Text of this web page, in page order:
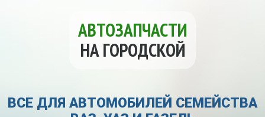
АВТОЗАПЧАСТИ
НА ГОРОДСКОЙ
ВСЕ ДЛЯ АВТОМОБИЛЕЙ СЕМЕЙСТВА